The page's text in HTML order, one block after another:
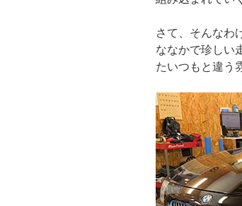
さて、そんなわ
ななかで珍しい
たいつもと違う